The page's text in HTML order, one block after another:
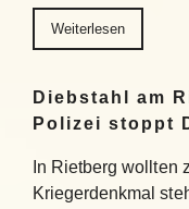
Weiterlesen
Diebstahl am
Polizei stoppt
In Rietberg wollten
Kriegerdenkmal